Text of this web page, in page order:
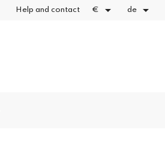
Help and contact €  de 